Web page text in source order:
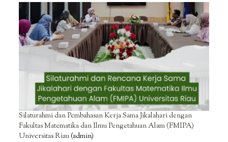
Silaturahmi dan Pembahasan Kerja Sama Jikalahari dengan
Fakultas Matematika dan Ilmu Pengetahuan Alam (FMIPA)
Universitas Riau(admin)